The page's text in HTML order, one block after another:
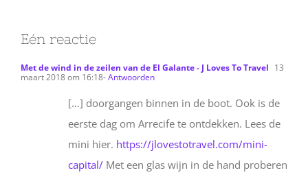
Eén reactie
Met de wind in de zeilen van de El Galante - J Loves To Travel 13
maart 2018 om 16:18- Antwoorden
[…] doorgangen binnen in de boot. Ook is de
eerste dag om Arrecife te ontdekken. Lees de
mini hier. https://jlovestotravel.com/mini-
capital/ Met een glas wijn in de hand proberen